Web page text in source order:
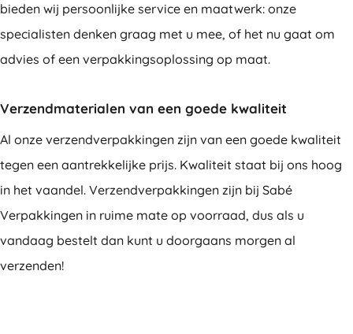
bieden wij persoonlijke service en maatwerk: onze
specialisten denken graag met u mee, of het nu gaat om
advies of een verpakkingsoplossing op maat.
Verzendmaterialen van een goede kwaliteit
Al onze verzendverpakkingen zijn van een goede kwaliteit
tegen een aantrekkelijke prijs. Kwaliteit staat bij ons hoog
in het vaandel. Verzendverpakkingen zijn bij Sabé
Verpakkingen in ruime mate op voorraad, dus als u
vandaag bestelt dan kunt u doorgaans morgen al
verzenden!